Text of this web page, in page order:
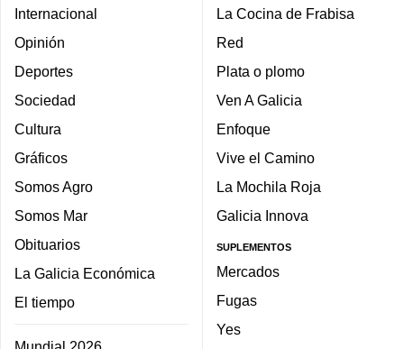
Internacional
Opinión
Deportes
Sociedad
Cultura
Gráficos
Somos Agro
Somos Mar
Obituarios
La Galicia Económica
El tiempo
La Cocina de Frabisa
Red
Plata o plomo
Ven A Galicia
Enfoque
Vive el Camino
La Mochila Roja
Galicia Innova
SUPLEMENTOS
Mercados
Fugas
Yes